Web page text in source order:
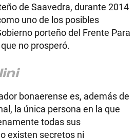
de Saavedra, durante 2014
uno de los posibles
porteño del Frente Para
no prosperó.
bonaerense es, además de
la única persona en la que
todas sus
existen secretos ni